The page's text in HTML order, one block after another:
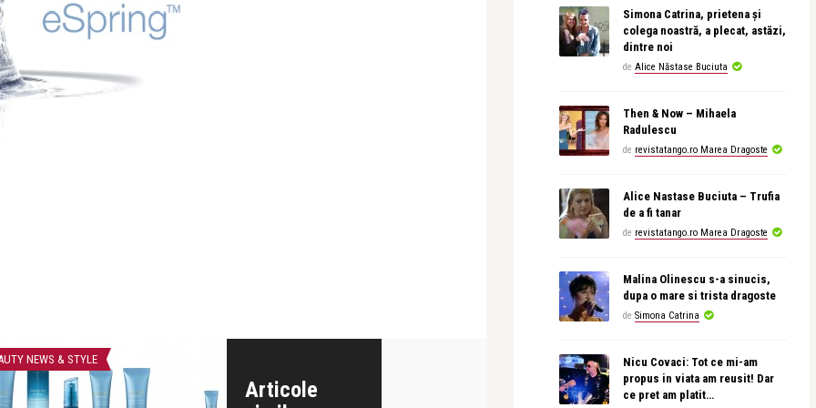
Articole
NEWS & STYLE BEAUTY NEWS
Simona Catrina, prietena și
colega noastră, a plecat, astăzi,
dintre noi
de Alice Năstase Buciuta
Then & Now – Mihaela
Radulescu
de revistatango.ro Marea Dragoste
Alice Nastase Buciuta – Trufia
de a fi tanar
de revistatango.ro Marea Dragoste
Malina Olinescu s-a sinucis,
dupa o mare si trista dragoste
de Simona Catrina
Nicu Covaci: Tot ce mi-am
propus in viata am reusit! Dar
ce pret am platit…